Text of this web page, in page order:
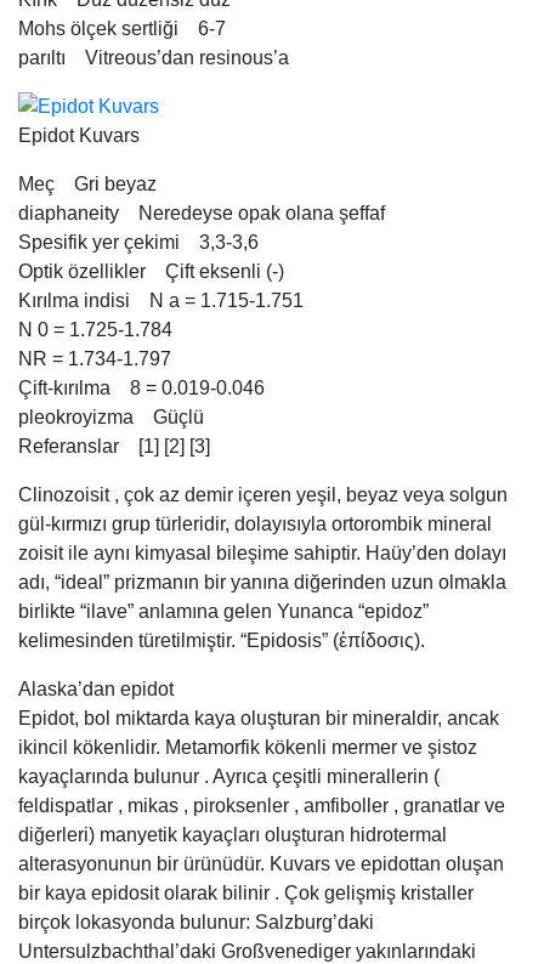
Mohs ölçek sertliği 6-7
parıltı Vitreous’dan resinous’a
Epidot Kuvars
Meç Gri beyaz
diaphaneity Neredeyse opak olana şeffaf
Spesifik yer çekimi 3,3-3,6
Optik özellikler Çift eksenli (-)
Kırılma indisi N a = 1.715-1.751
N 0 = 1.725-1.784
NR = 1.734-1.797
Çift-kırılma 8 = 0.019-0.046
pleokroyizma Güçlü
Referanslar [1] [2] [3]
Clinozoisit , çok az demir içeren yeşil, beyaz veya solgun
gül-kırmızı grup türleridir, dolayısıyla ortorombik mineral
zoisit ile aynı kimyasal bileşime sahiptir. Haüy’den dolayı
adı, “ideal” prizmanın bir yanına diğerinden uzun olmakla
birlikte “ilave” anlamına gelen Yunanca “epidoz”
kelimesinden türetilmiştir. “Epidosis” (ἐπίδοσις).
Alaska’dan epidot
Epidot, bol miktarda kaya oluşturan bir mineraldir, ancak
ikincil kökenlidir. Metamorfik kökenli mermer ve şistoz
kayaçlarında bulunur . Ayrıca çeşitli minerallerin (
feldispatlar , mikas , piroksenler , amfiboller , granatlar ve
diğerleri) manyetik kayaçları oluşturan hidrotermal
alterasyonunun bir ürünüdür. Kuvars ve epidottan oluşan
bir kaya epidosit olarak bilinir . Çok gelişmiş kristaller
birçok lokasyonda bulunur: Salzburg’daki
Untersulzbachthal’daki Großvenediger yakınlarındaki